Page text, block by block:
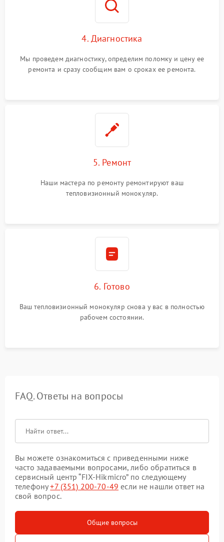
4. Диагностика
Мы проведем диагностику, определим поломку и цену ее
ремонта и сразу сообщим вам о сроках ее ремонта.
5. Ремонт
Наши мастера по ремонту ремонтируют ваш
тепловизионный монокуляр.
6. Готово
Ваш тепловизионный монокуляр снова у вас в полностью
рабочем состоянии.
FAQ. Ответы на вопросы
Вы можете ознакомиться с приведенными ниже
часто задаваемыми вопросами, либо обратиться в
сервисный центр “FIX-Hikmicro” по следующему
телефону+7 (351) 200-70-49 если не нашли ответ на
свой вопрос.
Общие вопросы